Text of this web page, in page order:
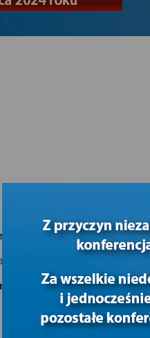
opłaty rejestracyjnej na
się za pośrednictwem
zapewniamy: